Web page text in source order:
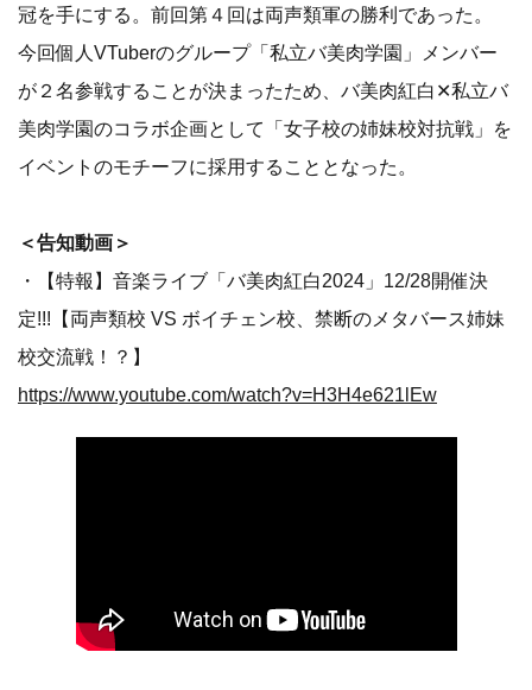
冠を手にする。前回第４回は両声類軍の勝利であった。
今回個人VTuberのグループ「私立バ美肉学園」メンバー
が２名参戦することが決まったため、バ美肉紅白✕私立バ
美肉学園のコラボ企画として「女子校の姉妹校対抗戦」を
イベントのモチーフに採用することとなった。
＜告知動画＞
・【特報】音楽ライブ「バ美肉紅白2024」12/28開催決
定!!!【両声類校 VS ボイチェン校、禁断のメタバース姉妹
校交流戦！？】
https://www.youtube.com/watch?v=H3H4e621lEw